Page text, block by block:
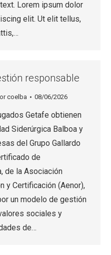
Lorem ipsum dolor
elit. Ut elit tellus,
responsable
coelba 08/06/2026
Getafe obtienen
Siderúrgica Balboa y
del Grupo Gallardo
de
de la Asociación
y Certificación (Aenor),
un modelo de gestión
sociales y
de…